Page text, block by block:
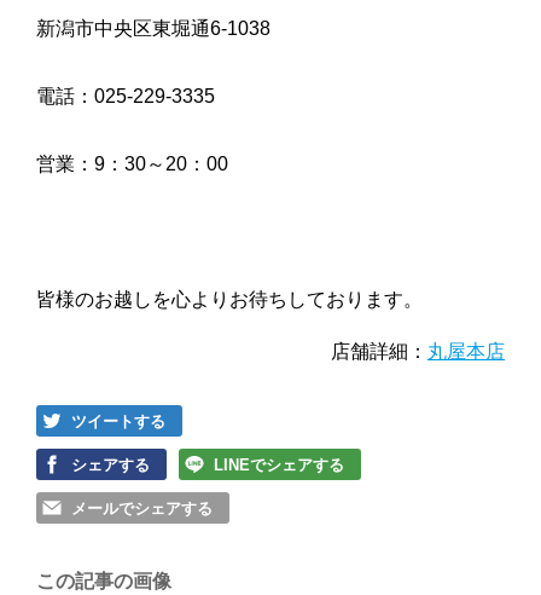
新潟市中央区東堀通6-1038
電話：025-229-3335
営業：9：30～20：00
皆様のお越しを心よりお待ちしております。
店舗詳細： 丸屋本店
ツイートする
シェアする LINEでシェアする
メールでシェアする
この記事の画像